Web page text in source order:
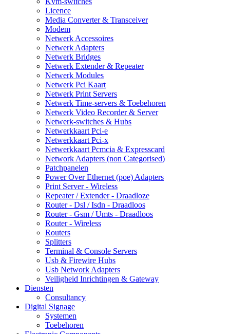
Licence
Media Converter & Transceiver
Modem
Netwerk Accessoires
Netwerk Adapters
Netwerk Bridges
Netwerk Extender & Repeater
Netwerk Modules
Netwerk Pci Kaart
Netwerk Print Servers
Netwerk Time-servers & Toebehoren
Netwerk Video Recorder & Server
Netwerk-switches & Hubs
Netwerkkaart Pci-e
Netwerkkaart Pci-x
Netwerkkaart Pcmcia & Expresscard
Network Adapters (non Categorised)
Patchpanelen
Power Over Ethernet (poe) Adapters
Print Server - Wireless
Repeater / Extender - Draadloze
Router - Dsl / Isdn - Draadloos
Router - Gsm / Umts - Draadloos
Router - Wireless
Routers
Splitters
Terminal & Console Servers
Usb & Firewire Hubs
Usb Network Adapters
Veiligheid Inrichtingen & Gateway
Diensten
Consultancy
Digital Signage
Systemen
Toebehoren